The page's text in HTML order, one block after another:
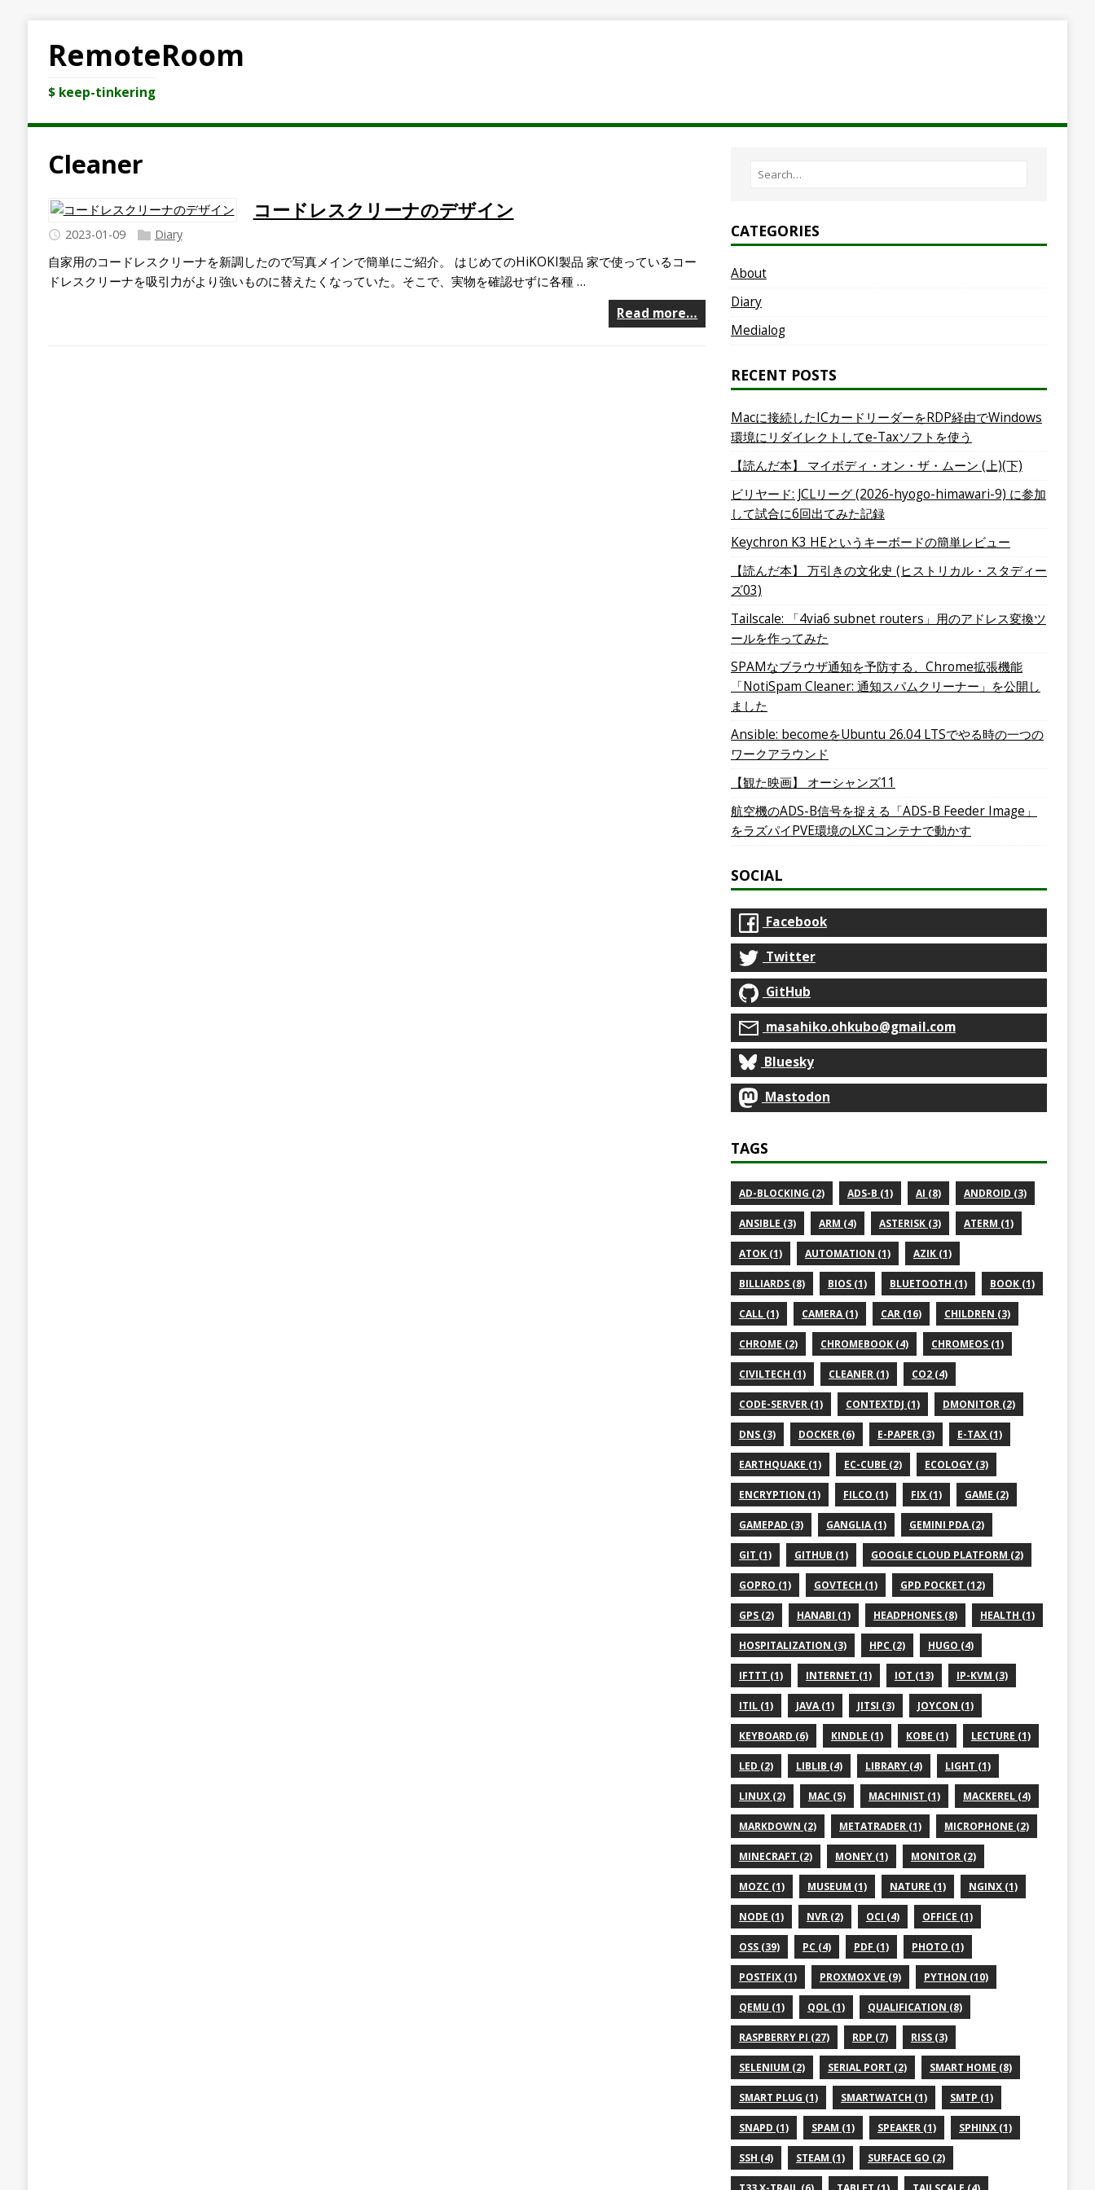
RemoteRoom
$ keep-tinkering
Cleaner
コードレスクリーナのデザイン
2023-01-09 Diary
自家用のコードレスクリーナを新調したので写真メインで簡単にご紹介。 はじめてのHiKOKI製品 家で使っているコー
ドレスクリーナを吸引力がより強いものに替えたくなっていた。そこで、実物を確認せずに各種 …
Read more…
CATEGORIES
About
Diary
Medialog
RECENT POSTS
Macに接続したICカードリーダーをRDP経由でWindows
環境にリダイレクトしてe-Taxソフトを使う
【読んだ本】 マイボディ・オン・ザ・ムーン (上)(下)
ビリヤード: JCLリーグ (2026-hyogo-himawari-9) に参加
して試合に6回出てみた記録
Keychron K3 HEというキーボードの簡単レビュー
【読んだ本】 万引きの文化史 (ヒストリカル・スタディー
ズ03)
Tailscale: 「4via6 subnet routers」用のアドレス変換ツ
ールを作ってみた
SPAMなブラウザ通知を予防する、Chrome拡張機能
「NotiSpam Cleaner: 通知スパムクリーナー」を公開し
ました
Ansible: becomeをUbuntu 26.04 LTSでやる時の一つの
ワークアラウンド
【観た映画】 オーシャンズ11
航空機のADS-B信号を捉える「ADS-B Feeder Image」
をラズパイPVE環境のLXCコンテナで動かす
SOCIAL
Facebook
Twitter
GitHub
masahiko.ohkubo@gmail.com
Bluesky
Mastodon
TAGS
AD-BLOCKING (2) ADS-B (1) AI (8) ANDROID (3)
ANSIBLE (3) ARM (4) ASTERISK (3) ATERM (1)
ATOK (1) AUTOMATION (1) AZIK (1)
BILLIARDS (8) BIOS (1) BLUETOOTH (1) BOOK (1)
CALL (1) CAMERA (1) CAR (16) CHILDREN (3)
CHROME (2) CHROMEBOOK (4) CHROMEOS (1)
CIVILTECH (1) CLEANER (1) CO2 (4)
CODE-SERVER (1) CONTEXTDJ (1) DMONITOR (2)
DNS (3) DOCKER (6) E-PAPER (3) E-TAX (1)
EARTHQUAKE (1) EC-CUBE (2) ECOLOGY (3)
ENCRYPTION (1) FILCO (1) FIX (1) GAME (2)
GAMEPAD (3) GANGLIA (1) GEMINI PDA (2)
GIT (1) GITHUB (1) GOOGLE CLOUD PLATFORM (2)
GOPRO (1) GOVTECH (1) GPD POCKET (12)
GPS (2) HANABI (1) HEADPHONES (8) HEALTH (1)
HOSPITALIZATION (3) HPC (2) HUGO (4)
IFTTT (1) INTERNET (1) IOT (13) IP-KVM (3)
ITIL (1) JAVA (1) JITSI (3) JOYCON (1)
KEYBOARD (6) KINDLE (1) KOBE (1) LECTURE (1)
LED (2) LIBLIB (4) LIBRARY (4) LIGHT (1)
LINUX (2) MAC (5) MACHINIST (1) MACKEREL (4)
MARKDOWN (2) METATRADER (1) MICROPHONE (2)
MINECRAFT (2) MONEY (1) MONITOR (2)
MOZC (1) MUSEUM (1) NATURE (1) NGINX (1)
NODE (1) NVR (2) OCI (4) OFFICE (1)
OSS (39) PC (4) PDF (1) PHOTO (1)
POSTFIX (1) PROXMOX VE (9) PYTHON (10)
QEMU (1) QOL (1) QUALIFICATION (8)
RASPBERRY PI (27) RDP (7) RISS (3)
SELENIUM (2) SERIAL PORT (2) SMART HOME (8)
SMART PLUG (1) SMARTWATCH (1) SMTP (1)
SNAPD (1) SPAM (1) SPEAKER (1) SPHINX (1)
SSH (4) STEAM (1) SURFACE GO (2)